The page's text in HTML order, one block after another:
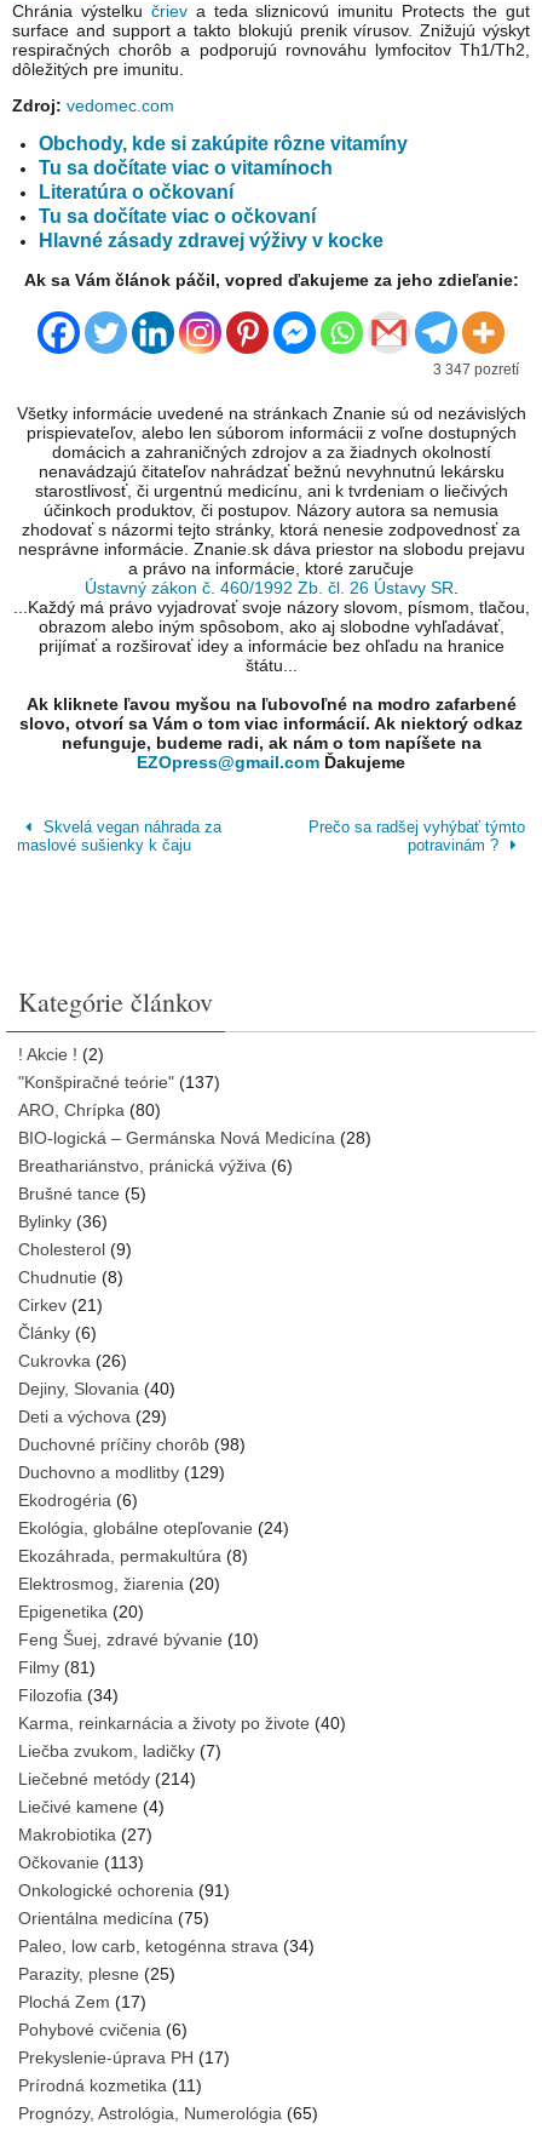
Chránia výstelku črieva teda sliznicovú imunitu Protects the gut
surface and support a takto blokujú prenik vírusov. Znižujú výskyt
respiračných chorôb a podporujú rovnováhu lymfocitov Th1/Th2,
dôležitých pre imunitu.
Zdroj: vedomec.com
Obchody, kde si zakúpite rôzne vitamíny
Tu sa dočítate viac o vitamínoch
Literatúra o očkovaní
Tu sa dočítate viac o očkovaní
Hlavné zásady zdravej výživy v kocke
Ak sa Vám článok páčil, vopred ďakujeme za jeho zdieľanie:
3 347 pozretí
Všetky informácie uvedené na stránkach Znanie sú od nezávislých
prispievateľov, alebo len súborom informácii z voľne dostupných
domácich a zahraničných zdrojov a za žiadnych okolností
nenavádzajú čitateľov nahrádzať bežnú nevyhnutnú lekársku
starostlivosť, či urgentnú medicínu, ani k tvrdeniam o liečivých
účinkoch produktov, či postupov. Názory autora sa nemusia
zhodovať s názormi tejto stránky, ktorá nenesie zodpovednosť za
nesprávne informácie. Znanie.sk dáva priestor na slobodu prejavu
a právo na informácie, ktoré zaručuje
Ústavný zákon č. 460/1992 Zb. čl. 26 Ústavy SR
...Každý má právo vyjadrovať svoje názory slovom, písmom, tlačou,
obrazom alebo iným spôsobom, ako aj slobodne vyhľadávať,
prijímať a rozširovať idey a informácie bez ohľadu na hranice
štátu...
Ak kliknete ľavou myšou na ľubovoľné na modro zafarbené
slovo, otvorí sa Vám o tom viac informácií. Ak niektorý odkaz
nefunguje, budeme radi, ak nám o tom napíšete na
EZOpress@gmail.com Ďakujeme
Skvelá vegan náhrada za
maslové sušienky k čaju
Prečo sa radšej vyhýbať týmto
potravinám ?
Kategórie článkov
! Akcie ! (2)
"Konšpiračné teórie" (137)
ARO, Chrípka (80)
BIO-logická – Germánska Nová Medicína (28)
Breathariánstvo, pránická výživa (6)
Brušné tance (5)
Bylinky (36)
Cholesterol (9)
Chudnutie (8)
Cirkev (21)
Články (6)
Cukrovka (26)
Dejiny, Slovania (40)
Deti a výchova (29)
Duchovné príčiny chorôb (98)
Duchovno a modlitby (129)
Ekodrogéria (6)
Ekológia, globálne otepľovanie (24)
Ekozáhrada, permakultúra (8)
Elektrosmog, žiarenia (20)
Epigenetika (20)
Feng Šuej, zdravé bývanie (10)
Filmy (81)
Filozofia (34)
Karma, reinkarnácia a životy po živote (40)
Liečba zvukom, ladičky (7)
Liečebné metódy (214)
Liečivé kamene (4)
Makrobiotika (27)
Očkovanie (113)
Onkologické ochorenia (91)
Orientálna medicína (75)
Paleo, low carb, ketogénna strava (34)
Parazity, plesne (25)
Plochá Zem (17)
Pohybové cvičenia (6)
Prekyslenie-úprava PH (17)
Prírodná kozmetika (11)
Prognózy, Astrológia, Numerológia (65)